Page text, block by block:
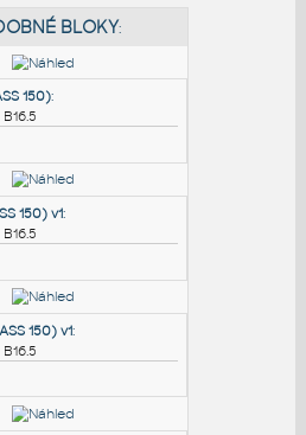
PODOBNÉ BLOKY
(CLASS 150):
B16.5
150) v1